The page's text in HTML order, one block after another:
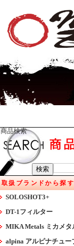
商品検索
取扱ブランドから探す
SOLOSHOT3+
DT-1フィルター
MIKA Metals ミカメタ
alpina アルピナチュー